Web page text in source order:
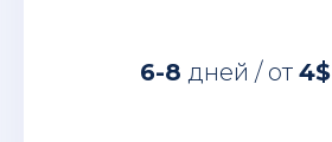
6-8 дней / от 4$
имеющих большую